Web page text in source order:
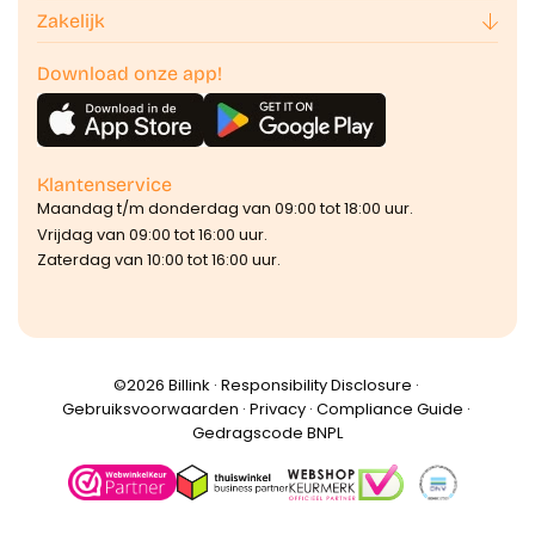
Zakelijk
Download onze app!
Klantenservice
Maandag t/m donderdag van 09:00 tot 18:00 uur.
Vrijdag van 09:00 tot 16:00 uur.
Zaterdag van 10:00 tot 16:00 uur.
©️2026 Billink · Responsibility Disclosure ·
Gebruiksvoorwaarden · Privacy· Compliance Guide ·
Gedragscode BNPL